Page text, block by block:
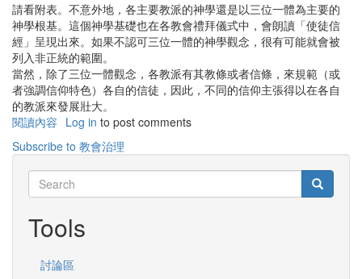
請看附表。不意外地，各主要教派的神學還是以三位一體為主要的
神學根基。這個神學基礎也在各教會禮拜儀式中，會朗讀「使徒信
經」呈現出來。如果不認可三位一體的神學觀念，很有可能就會被
列入非正統的範圍。
當然，除了三位一體觀念，各教派有其教條或者信條，來規範（或
者強調信仰特色）各自的信徒，因此，不同的信仰主張得以在各自
的教派來發展壯大。
閱讀內容 有
各
教
派
比
較-
權
與
Log in to post comments
Subscribe to 教會治理
Search
Search Search
Tools
討論區